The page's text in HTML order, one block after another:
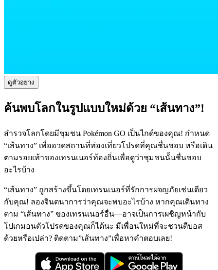
ดูตัวอย่าง
ค้นพบโลกในรูปแบบใหม่ด้วย “เส้นทาง”!
สำรวจโลกโดยมีชุมชน Pokémon GO เป็นไกด์ของคุณ! กำหนด
“เส้นทาง” เพื่ออวดสถานที่ท่องเที่ยวโปรดที่คุณชื่นชอบ หรือเดิน
ตามรอยเท้าของเทรนเนอร์ท้องถิ่นเพื่อดูว่าชุมชนนั้นชื่นชอบ
อะไรบ้าง
“เส้นทาง” ถูกสร้างขึ้นโดยเทรนเนอร์ที่รักการผจญภัยเช่นเดียว
กับคุณ! ลองจินตนาการว่าคุณจะพบอะไรบ้าง หากคุณเดินทาง
ตาม “เส้นทาง” ของเทรนเนอร์อื่น—อาจเป็นการเผชิญหน้ากับ
โปเกมอนตัวโปรดของคุณก็ได้นะ มีเพื่อนใหม่ที่จะชวนตีบอส
ด้วยหรือเปล่า? ติดตาม”เส้นทาง”เพื่อหาคำตอบเลย!